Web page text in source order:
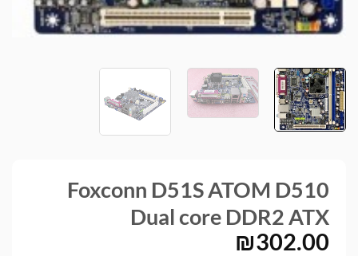
Foxconn D51S ATOM D510
Dual core DDR2 ATX
₪302.00